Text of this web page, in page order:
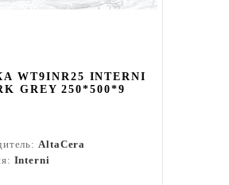
WT9INR25 INTERNI
GREY 250*500*9
AltaCera
Interni